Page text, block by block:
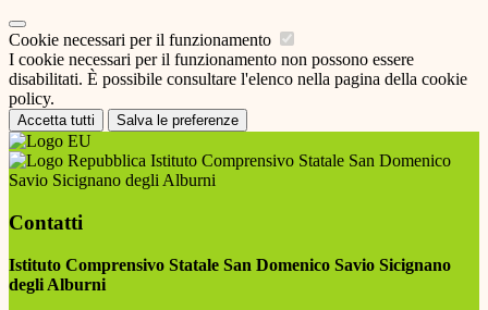
Cookie necessari per il funzionamento
I cookie necessari per il funzionamento non possono essere
disabilitati. È possibile consultare l'elenco nella pagina della cookie
policy.
Accetta tutti Salva le preferenze
Istituto Comprensivo Statale San Domenico
Savio Sicignano degli Alburni
Contatti
Istituto Comprensivo Statale San Domenico Savio Sicignano
degli Alburni